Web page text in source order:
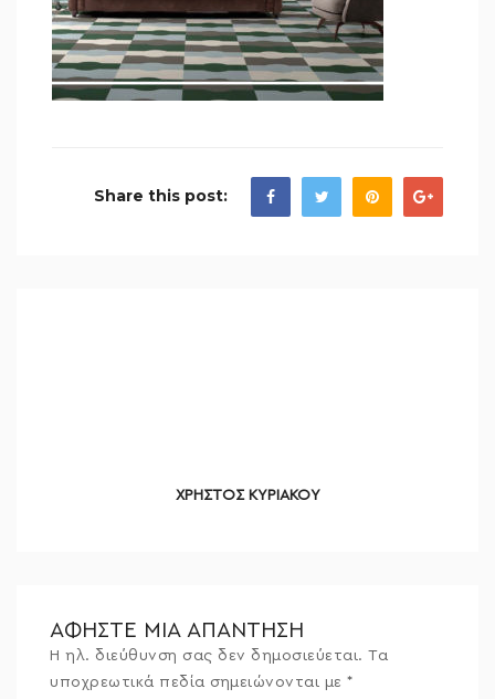
Share this post:
ΧΡΗΣΤΟΣ ΚΥΡΙΑΚΟΥ
ΑΦΉΣΤΕ ΜΙΑ ΑΠΆΝΤΗΣΗ
Η ηλ. διεύθυνση σας δεν δημοσιεύεται. Τα
υποχρεωτικά πεδία σημειώνονται με *